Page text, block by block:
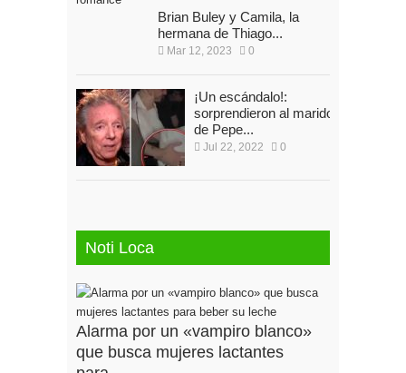
Brian Buley y Camila, la
hermana de Thiago...
Mar 12, 2023 0
¡Un escándalo!:
sorprendieron al marido
de Pepe...
Jul 22, 2022 0
Noti Loca
Alarma por un «vampiro blanco»
que busca mujeres lactantes